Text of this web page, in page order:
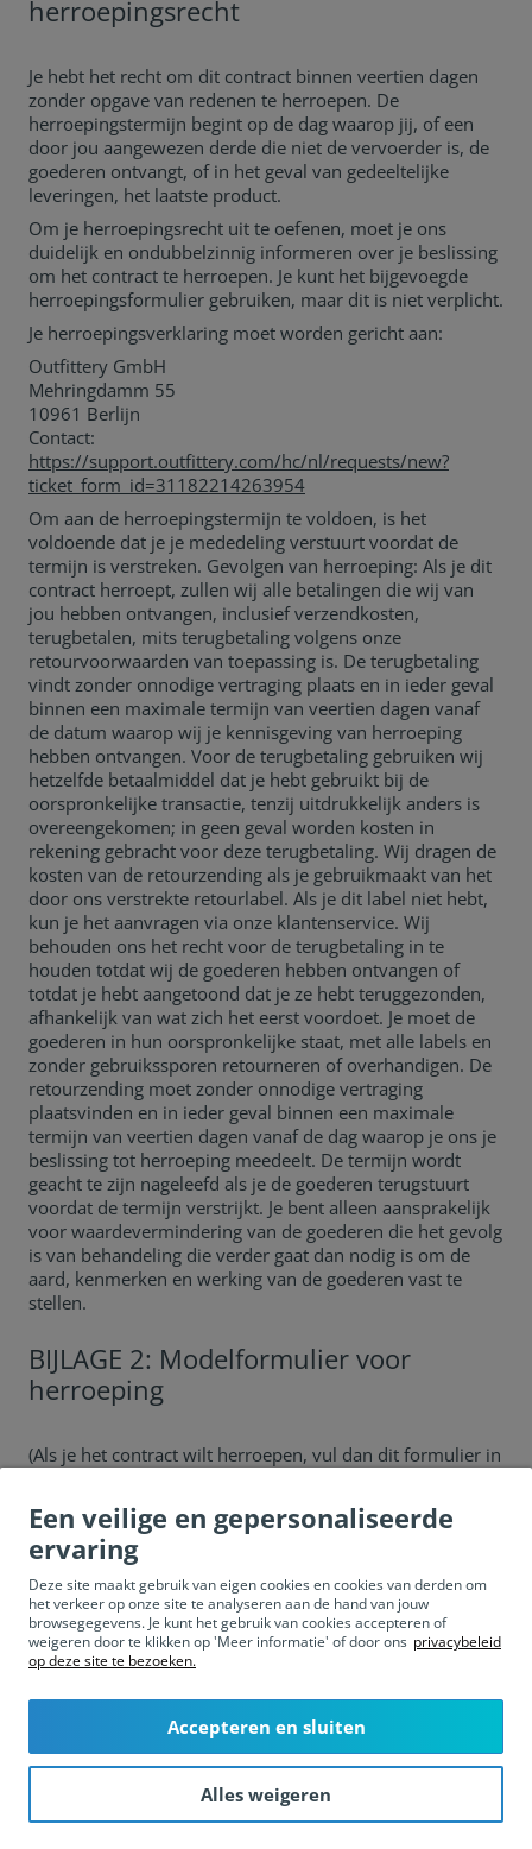
herroepingsrecht
Je hebt het recht om dit contract binnen veertien dagen
zonder opgave van redenen te herroepen. De
herroepingstermijn begint op de dag waarop jij, of een
door jou aangewezen derde die niet de vervoerder is, de
goederen ontvangt, of in het geval van gedeeltelijke
leveringen, het laatste product.
Om je herroepingsrecht uit te oefenen, moet je ons
duidelijk en ondubbelzinnig informeren over je beslissing
om het contract te herroepen. Je kunt het bijgevoegde
herroepingsformulier gebruiken, maar dit is niet verplicht.
Je herroepingsverklaring moet worden gericht aan:
Outfittery GmbH
Mehringdamm 55
10961 Berlijn
Contact:
https://support.outfittery.com/hc/nl/requests/new?
ticket_form_id=31182214263954
Om aan de herroepingstermijn te voldoen, is het
voldoende dat je je mededeling verstuurt voordat de
termijn is verstreken. Gevolgen van herroeping: Als je dit
contract herroept, zullen wij alle betalingen die wij van
jou hebben ontvangen, inclusief verzendkosten,
terugbetalen, mits terugbetaling volgens onze
retourvoorwaarden van toepassing is. De terugbetaling
vindt zonder onnodige vertraging plaats en in ieder geval
binnen een maximale termijn van veertien dagen vanaf
de datum waarop wij je kennisgeving van herroeping
hebben ontvangen. Voor de terugbetaling gebruiken wij
hetzelfde betaalmiddel dat je hebt gebruikt bij de
oorspronkelijke transactie, tenzij uitdrukkelijk anders is
overeengekomen; in geen geval worden kosten in
rekening gebracht voor deze terugbetaling. Wij dragen de
kosten van de retourzending als je gebruikmaakt van het
door ons verstrekte retourlabel. Als je dit label niet hebt,
kun je het aanvragen via onze klantenservice. Wij
behouden ons het recht voor de terugbetaling in te
houden totdat wij de goederen hebben ontvangen of
totdat je hebt aangetoond dat je ze hebt teruggezonden,
afhankelijk van wat zich het eerst voordoet. Je moet de
goederen in hun oorspronkelijke staat, met alle labels en
zonder gebruikssporen retourneren of overhandigen. De
retourzending moet zonder onnodige vertraging
plaatsvinden en in ieder geval binnen een maximale
termijn van veertien dagen vanaf de dag waarop je ons je
beslissing tot herroeping meedeelt. De termijn wordt
geacht te zijn nageleefd als je de goederen terugstuurt
voordat de termijn verstrijkt. Je bent alleen aansprakelijk
voor waardevermindering van de goederen die het gevolg
is van behandeling die verder gaat dan nodig is om de
aard, kenmerken en werking van de goederen vast te
stellen.
BIJLAGE 2: Modelformulier voor
herroeping
(Als je het contract wilt herroepen, vul dan dit formulier in
Aan:
OUTFITTERY GmbH
help@outfittery.nl
Mehringdamm 55
10961 Berlijn
Hierbij deel ik mede dat ik de koopovereenkomst
betreffende de volgende producten herroep:
Bestelling geplaatst op: __________________________
Ontvangen op: __________________________
Volledige naam: __________________________
Adres: __________________________
Klantnummer: __________________________
Datum: __________________________
Een veilige en gepersonaliseerde
ervaring
Deze site maakt gebruik van eigen cookies en cookies van derden om
het verkeer op onze site te analyseren aan de hand van jouw
browsegegevens. Je kunt het gebruik van cookies accepteren of
weigeren door te klikken op 'Meer informatie' of door ons privacybeleid
op deze site te bezoeken.
Accepteren en sluiten
Alles weigeren